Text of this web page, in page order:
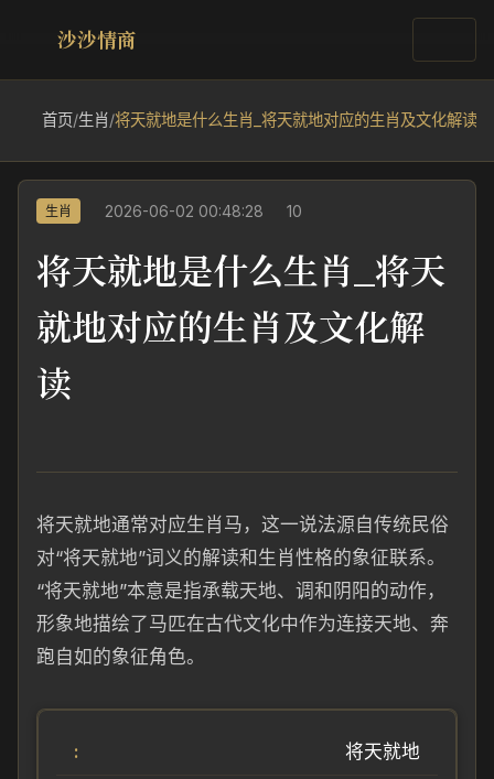
沙沙情商
首页/生肖/将天就地是什么生肖_将天就地对应的生肖及文化解读
生肖 2026-06-02 00:48:28 10
将天就地是什么生肖_将天
就地对应的生肖及文化解
读
将天就地通常对应生肖马，这一说法源自传统民俗
对“将天就地”词义的解读和生肖性格的象征联系。
“将天就地”本意是指承载天地、调和阴阳的动作，
形象地描绘了马匹在古代文化中作为连接天地、奔
跑自如的象征角色。
将天就地